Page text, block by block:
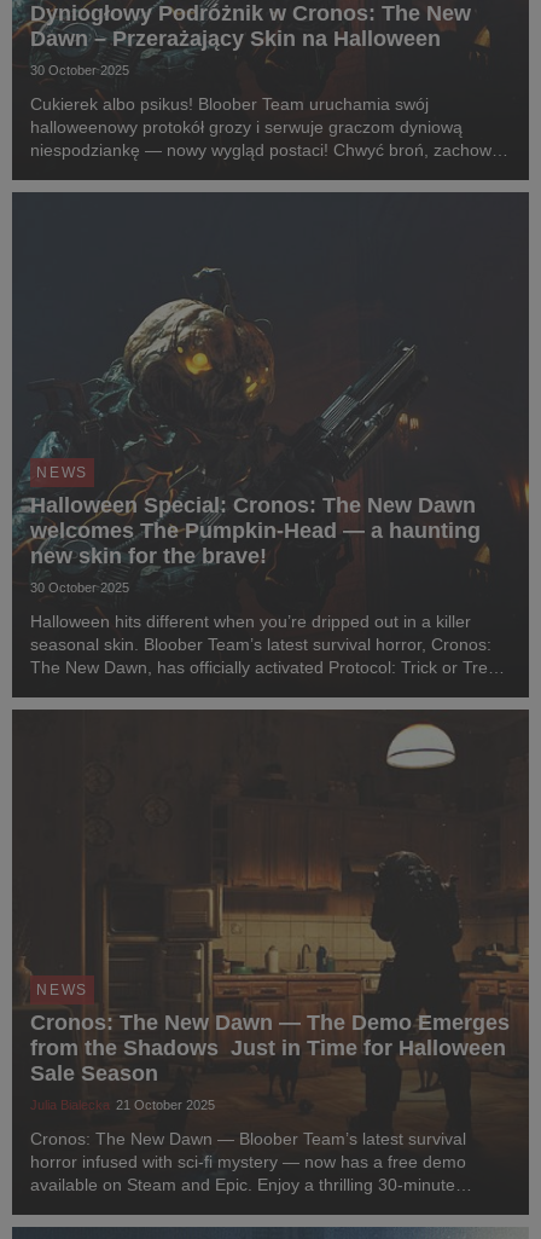
Dyniogłowy Podróżnik w Cronos: The New
Dawn – Przerażający Skin na Halloween
30 October 2025
Cukierek albo psikus! Bloober Team uruchamia swój
halloweenowy protokół grozy i serwuje graczom dyniową
niespodziankę — nowy wygląd postaci! Chwyć broń, zachowaj
Dyniogłowy. Specjalny, darmowy skin będzie dostępny ...
NEWS
Halloween Special: Cronos: The New Dawn
welcomes The Pumpkin-Head — a haunting
new skin for the brave!
30 October 2025
Halloween hits different when you’re dripped out in a killer
seasonal skin. Bloober Team’s latest survival horror, Cronos:
The New Dawn, has officially activated Protocol: Trick or Treat.
platforms starting October ...
NEWS
Cronos: The New Dawn — The Demo Emerges
from the Shadows Just in Time for Halloween
Sale Season
Julia Bialecka 21 October 2025
Cronos: The New Dawn — Bloober Team’s latest survival
horror infused with sci-fi mystery — now has a free demo
available on Steam and Epic. Enjoy a thrilling 30-minute
Step into a world that has captivated pla...